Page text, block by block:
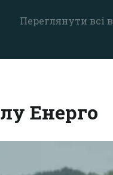
Переглянути всі
Енерго